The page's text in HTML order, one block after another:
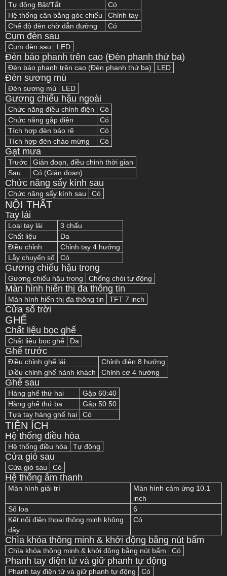
Tự động Bật/Tắt
Có
Hệ thống cân bằng góc chiếu
Chỉnh tay
Chế độ đèn chờ dẫn đường
Có
Cụm đèn sau
Cụm đèn sau LED
Đèn báo phanh trên cao (Đèn phanh thứ ba)
Đèn báo phanh trên cao (Đèn phanh thứ ba) LED
Đèn sương mù
Đèn sương mù LED
Gương chiếu hậu ngoài
Chức năng điều chỉnh điện
Có
Chức năng gập điện
Có
Tích hợp đèn báo rẽ
Có
Tích hợp đèn chào mừng
Có
Gạt mưa
Trước
Gián đoạn, điều chỉnh thời gian
Sau
Có (Gián đoạn)
Chức năng sấy kính sau
Chức năng sấy kính sau Có
NỘI THẤT
Tay lái
Loại tay lái
3 chấu
Chất liệu
Da
Điều chỉnh
Chỉnh tay 4 hướng
Lẫy chuyển số
Có
Gương chiếu hậu trong
Gương chiếu hậu trong Chống chói tự động
Màn hình hiển thị đa thông tin
Màn hình hiển thị đa thông tin TFT 7 inch
Cửa sổ trời
GHẾ
Chất liệu bọc ghế
Chất liệu bọc ghế Da
Ghế trước
Điều chỉnh ghế lái
Chỉnh điện 8 hướng
Điều chỉnh ghế hành khách
Chỉnh cơ 4 hướng
Ghế sau
Hàng ghế thứ hai
Gập 60:40
Hàng ghế thứ ba
Gập 50:50
Tựa tay hàng ghế hai
Có
TIỆN ÍCH
Hệ thống điều hòa
Hệ thống điều hòa Tự động
Cửa gió sau
Cửa gió sau Có
Hệ thống âm thanh
Màn hình giải trí
Màn hình cảm ứng 10.1
inch
Số loa
6
Kết nối điện thoại thông minh không
dây
Có
Chìa khóa thông minh & khởi động bằng nút bấm
Chìa khóa thông minh & khởi động bằng nút bấm Có
Phanh tay điện tử và giữ phanh tự động
Phanh tay điện tử và giữ phanh tự động Có